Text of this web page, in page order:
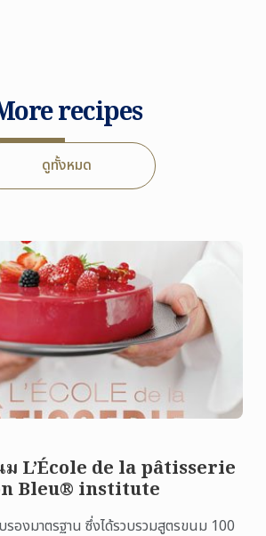
recipes
ดูทั้งหมด
L’École de la pâtisserie
Bleu® institute
องมาตรฐาน ซึ่งได้รวบรวมสูตรขนม 100